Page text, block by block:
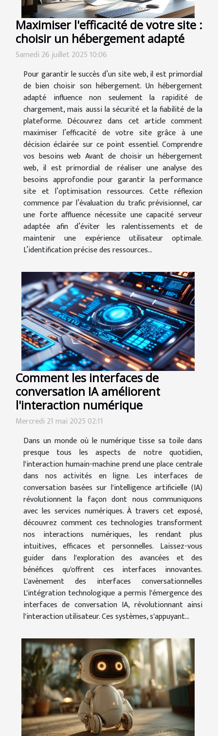
Maximiser l'efficacité de votre site :
choisir un hébergement adapté
Samedi 26 juillet 2025 10:06
Pour garantir le succès d’un site web, il est primordial
de bien choisir son hébergement. Un hébergement
adapté influence non seulement la rapidité de
chargement, mais aussi la sécurité et la fiabilité de la
plateforme. Découvrez dans cet article comment
maximiser l’efficacité de votre site grâce à une
décision éclairée sur ce point essentiel. Comprendre
vos besoins web Avant de choisir un hébergement
web, il est primordial de réaliser une analyse des
besoins approfondie pour garantir la performance
site et l’optimisation ressources. Cette réflexion
commence par l’évaluation du trafic prévisionnel, car
une forte affluence nécessite une capacité serveur
adaptée afin d’éviter les ralentissements et de
maintenir une expérience utilisateur optimale.
L’identification précise des ressources...
Comment les interfaces de
conversation IA améliorent
l'interaction numérique
Mercredi 21 mai 2025 02:11
Dans un monde où le numérique tisse sa toile dans
presque tous les aspects de notre quotidien,
l'interaction humain-machine prend une place centrale
dans nos activités en ligne. Les interfaces de
conversation basées sur l'intelligence artificielle (IA)
révolutionnent la façon dont nous communiquons
avec les services numériques. À travers cet exposé,
découvrez comment ces technologies transforment
nos interactions numériques, les rendant plus
intuitives, efficaces et personnelles. Laissez-vous
guider dans l'exploration des avancées et des
bénéfices qu'offrent ces interfaces innovantes.
L'avènement des interfaces conversationnelles
L'intégration technologique a permis l'émergence des
interfaces de conversation IA, révolutionnant ainsi
l'interaction utilisateur. Ces systèmes, s'appuyant...